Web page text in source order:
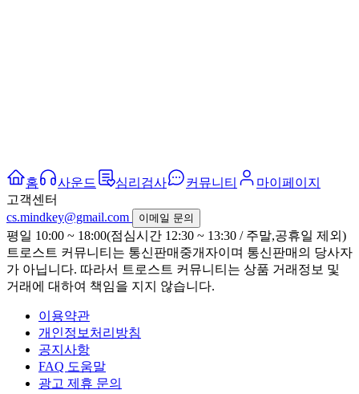
홈 사운드 심리검사 커뮤니티
마이페이지
고객센터
cs.mindkey@gmail.com
이메일 문의
평일 10:00 ~ 18:00(점심시간 12:30 ~ 13:30 / 주말,공휴일 제외)
트로스트 커뮤니티는 통신판매중개자이며 통신판매의 당사자
가 아닙니다. 따라서 트로스트 커뮤니티는 상품 거래정보 및
거래에 대하여 책임을 지지 않습니다.
이용약관
개인정보처리방침
공지사항
FAQ 도움말
광고 제휴 문의